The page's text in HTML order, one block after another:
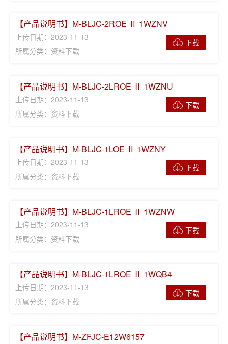
【产品说明书】M-BLJC-2ROE Ⅱ 1WZNV
上传日期：2023-11-13
所属分类：资料下载
下载
【产品说明书】M-BLJC-2LROE Ⅱ 1WZNU
上传日期：2023-11-13
所属分类：资料下载
下载
【产品说明书】M-BLJC-1LOE Ⅱ 1WZNY
上传日期：2023-11-13
所属分类：资料下载
下载
【产品说明书】M-BLJC-1LROE Ⅱ 1WZNW
上传日期：2023-11-13
所属分类：资料下载
下载
【产品说明书】M-BLJC-1LROE Ⅱ 1WQB4
上传日期：2023-11-13
所属分类：资料下载
下载
【产品说明书】M-ZFJC-E12W6157